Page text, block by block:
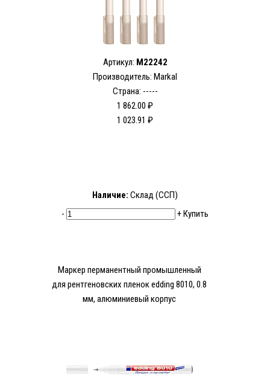
Артикул: M22242
Производитель: Markal
Страна: -----
1 862.00 ₽
1 023.91 ₽
Наличие: Склад (ССП)
-
+Купить
Маркер перманентный промышленный
для рентгеновских пленок edding 8010, 0.8
мм, алюминиевый корпус